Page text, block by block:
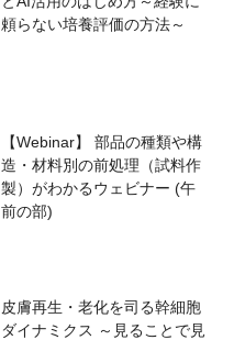
頼らない培養評価の方法～
【Webinar】 部品の種類や構
造・材料別の前処理（試料作
製）がわかるウェビナー (午
前の部)
皮膚再生・老化を司る幹細胞
ダイナミクス ～見ることで見